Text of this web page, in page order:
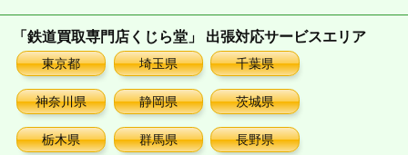
「鉄道買取専門店くじら堂」 出張対応サービスエリア
東京都 埼玉県 千葉県
神奈川県 静岡県 茨城県
栃木県 群馬県 長野県